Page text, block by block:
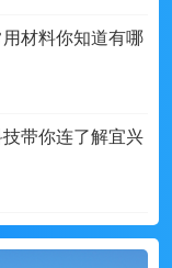
材料你知道有哪
带你连了解宜兴